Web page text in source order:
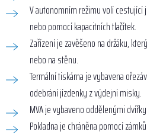
V autonomním režimu volí
nebo pomocí kapacitních tlačítek.
Zařízení je zavěšeno na držáku,
nebo na stěnu.
Termální tiskárna je vybavena
odebrání jízdenky z výdejní misky.
MVA je vybaveno oddělenými
Pokladna je chráněna pomocí